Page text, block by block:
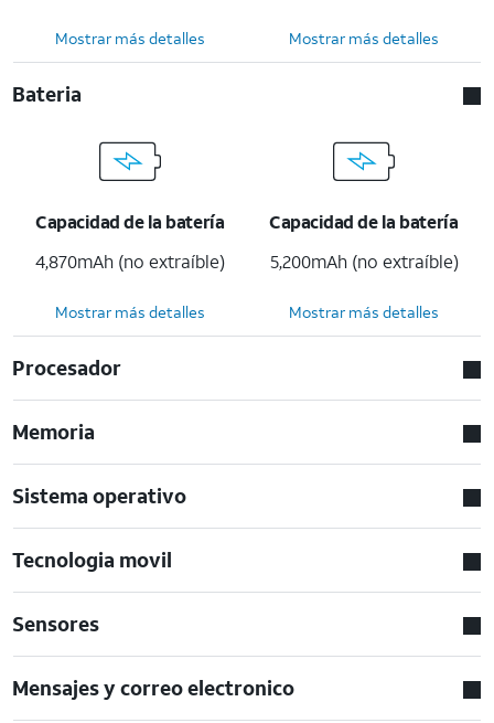
Mostrar más detalles Mostrar más detalles
Bateria
Capacidad de la batería
4,870mAh (no extraíble)
Capacidad de la batería
5,200mAh (no extraíble)
Mostrar más detalles Mostrar más detalles
Procesador
Memoria
Sistema operativo
Tecnologia movil
Sensores
Mensajes y correo electronico